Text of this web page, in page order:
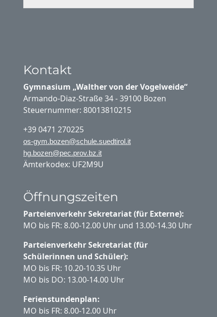
Kontakt
Gymnasium „Walther von der Vogelweide“
Armando-Diaz-Straße 34 - 39100 Bozen
Steuernummer: 80013810215
+39 0471 270225
os-gym.bozen@schule.suedtirol.it
hg.bozen@pec.prov.bz.it
Ämterkodex: UF2M9U
Öffnungszeiten
Parteienverkehr Sekretariat (für Externe):
MO bis FR: 8.00-12.00 Uhr und 13.00-14.30 Uhr
Parteienverkehr Sekretariat (für
Schülerinnen und Schüler):
MO bis FR: 10.20-10.35 Uhr
MO bis DO: 13.00-14.00 Uhr
Ferienstundenplan:
MO bis FR: 8.00-12.00 Uhr